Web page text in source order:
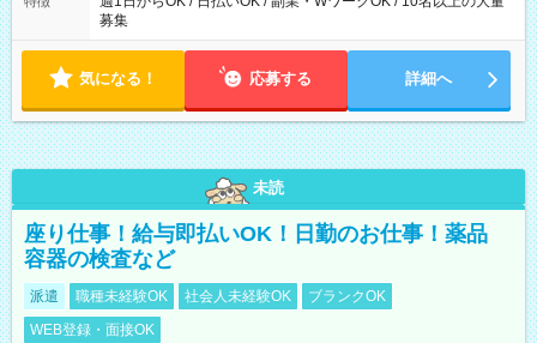
募集
気になる！ 応募する 詳細へ
未読
座り仕事！給与即払いOK！日勤のお仕事！薬品
容器の検査など
派遣 職種未経験OK 社会人未経験OK
ブランクOK
WEB登録・面接OK